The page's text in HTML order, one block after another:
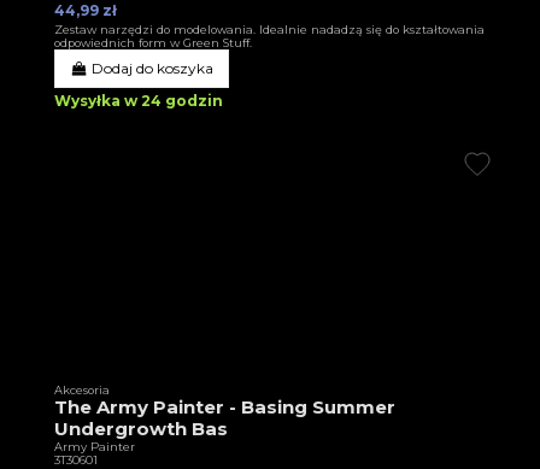
44,99 zł
Zestaw narzędzi do modelowania. Idealnie nadadzą się do kształtowania
odpowiednich form w Green Stuff.
Dodaj do koszyka
Wysyłka w 24 godzin
Akcesoria
The Army Painter - Basing Summer
Undergrowth Bas
Army Painter
3T30601